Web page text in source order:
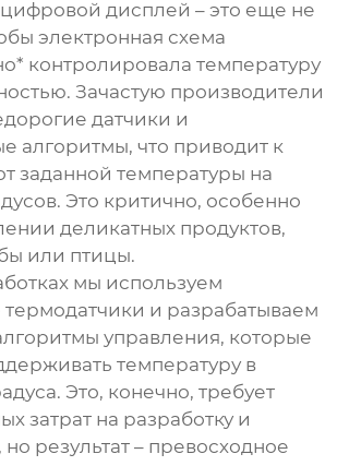
дисплей – это еще не
электронная схема
контролировала температуру
Зачастую производители
датчики и
алгоритмы, что приводит к
заданной температуры на
Это критично, особенно
деликатных продуктов,
или птицы.
мы используем
и разрабатываем
управления, которые
температуру в
Это, конечно, требует
затрат на разработку и
результат – превосходное